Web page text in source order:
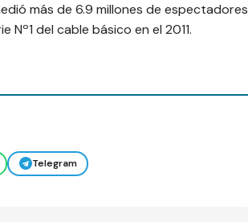
más de 6.9 millones de espectadores
del cable básico en el 2011.
Telegram